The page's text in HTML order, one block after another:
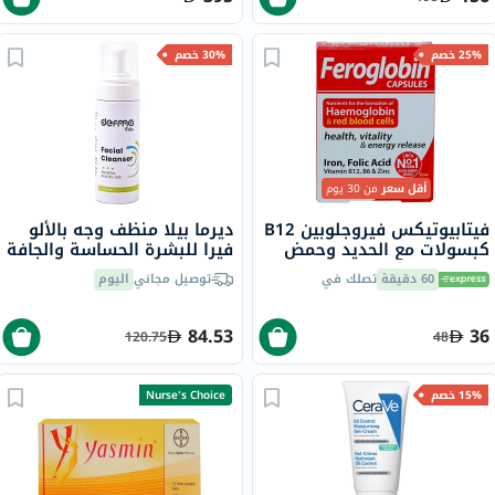
25% خصم
أقل سعرمن 30 يوم
فيتابيوتيكس فيروجلوبين B12
كبسولات مع الحديد وحمض
الفوليك وفيتامين B12
لمحاربة التعب، 30 كبسولة
60 دقيقة تصلك في
36
48
30% خصم
ديرما بيلا منظف وجه بالألو
فيرا للبشرة الحساسة والجافة
150 ملتوصيل مجاني اليوم
84.53
120.75
15% خصم Nurse's Choice